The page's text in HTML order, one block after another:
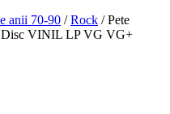
anii 70-90 /Rock /Pete
Disc VINIL LP VG VG+